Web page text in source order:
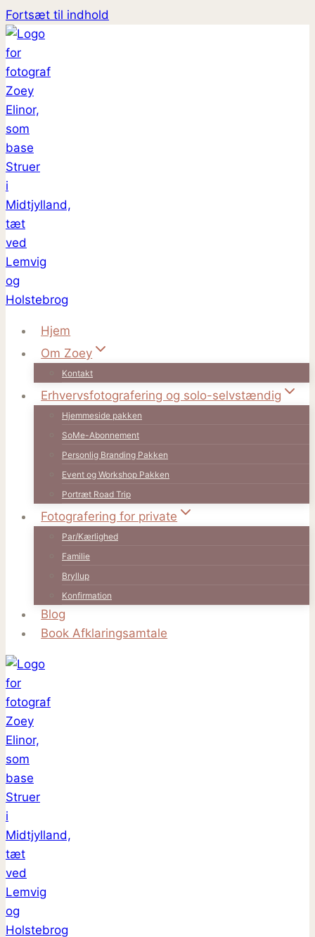
Fortsæt til indhold
Hjem
Om Zoey
Kontakt
Erhvervsfotografering og solo-selvstændig
Hjemmeside pakken
SoMe-Abonnement
Personlig Branding Pakken
Event og Workshop Pakken
Portræt Road Trip
Fotografering for private
Par/Kærlighed
Familie
Bryllup
Konfirmation
Blog
Book Afklaringsamtale